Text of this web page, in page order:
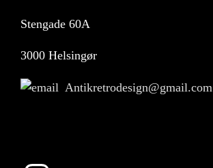
Stengade 60A
3000 Helsingør
Antikretrodesign@gmail.com